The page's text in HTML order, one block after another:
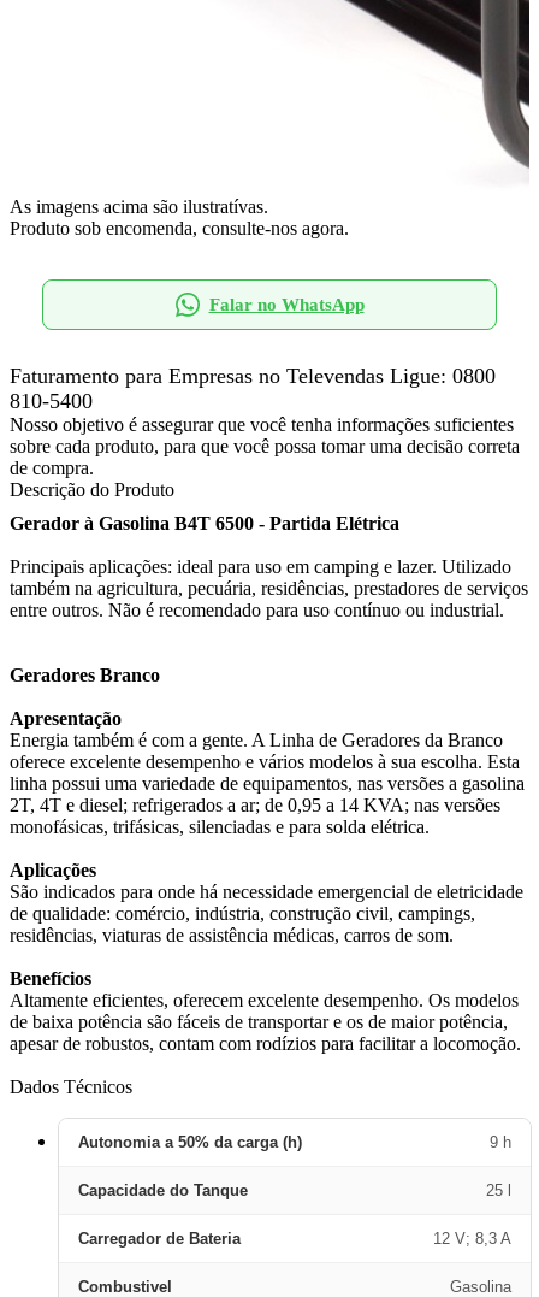
As imagens acima são ilustratívas.
Produto sob encomenda, consulte-nos agora.
Falar no WhatsApp
Faturamento para Empresas no Televendas Ligue: 0800
810-5400
Nosso objetivo é assegurar que você tenha informações suficientes
sobre cada produto, para que você possa tomar uma decisão correta
de compra.
Descrição do Produto
Gerador à Gasolina B4T 6500 - Partida Elétrica
Principais aplicações: ideal para uso em camping e lazer. Utilizado
também na agricultura, pecuária, residências, prestadores de serviços
entre outros. Não é recomendado para uso contínuo ou industrial.
Geradores Branco
Apresentação
Energia também é com a gente. A Linha de Geradores da Branco
oferece excelente desempenho e vários modelos à sua escolha. Esta
linha possui uma variedade de equipamentos, nas versões a gasolina
2T, 4T e diesel; refrigerados a ar; de 0,95 a 14 KVA; nas versões
monofásicas, trifásicas, silenciadas e para solda elétrica.
Aplicações
São indicados para onde há necessidade emergencial de eletricidade
de qualidade: comércio, indústria, construção civil, campings,
residências, viaturas de assistência médicas, carros de som.
Benefícios
Altamente eficientes, oferecem excelente desempenho. Os modelos
de baixa potência são fáceis de transportar e os de maior potência,
apesar de robustos, contam com rodízios para facilitar a locomoção.
Dados Técnicos
Autonomia a 50% da carga (h) 9 h
Capacidade do Tanque 25 l
Carregador de Bateria 12 V; 8,3 A
Combustivel Gasolina